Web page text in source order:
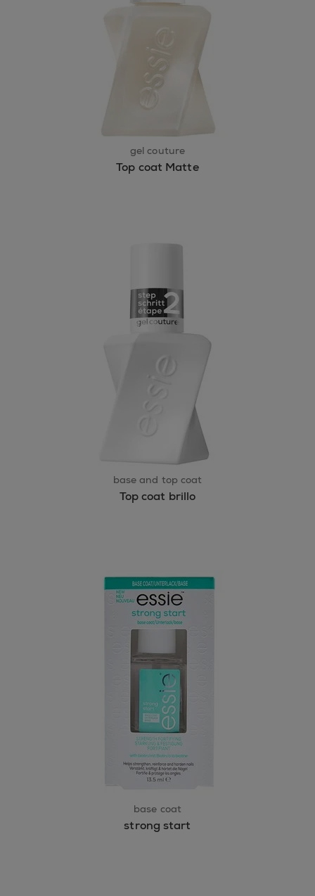
gel couture
Top coat Matte
base and top coat
Top coat brillo
base coat
strong start